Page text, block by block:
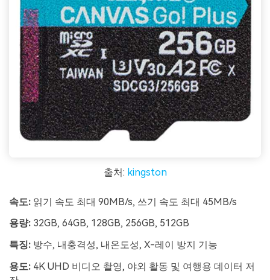
출처: kingston
속도: 읽기 속도 최대 90MB/s, 쓰기 속도 최대 45MB/s
용량: 32GB, 64GB, 128GB, 256GB, 512GB
특징: 방수, 내충격성, 내온도성, X-레이 방지 기능
용도: 4K UHD 비디오 촬영, 야외 활동 및 여행용 데이터 저